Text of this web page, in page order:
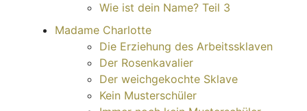
Wie ist dein Name? Teil 3
Madame Charlotte
Die Erziehung des Arbeitssklaven
Der Rosenkavalier
Der weichgekochte Sklave
Kein Musterschüler